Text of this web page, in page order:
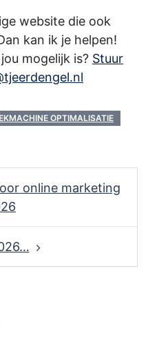
website die ook
kan ik je helpen!
mogelijk is? Stuur
OPTIMALISATIE
online marketing